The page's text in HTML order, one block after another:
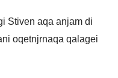
Stiven aqa anjam di
oqetnjrnaqa qalagei